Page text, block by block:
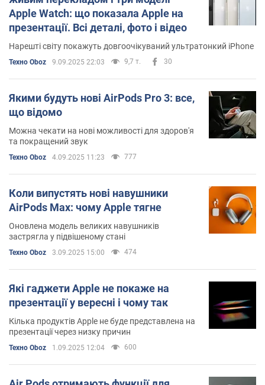
Apple Watch: що показала Apple на
презентації. Всі деталі, фото і відео
Нарешті світу покажуть довгоочікуваний ультратонкий iPhone
Техно Oboz 9.09.2025 22:03 9,7 т. 30
Якими будуть нові AirPods Pro 3: все,
що відомо
Можна чекати на нові можливості для здоров'я
та покращений звук
Техно Oboz 4.09.2025 11:23 777
Коли випустять нові навушники
AirPods Max: чому Apple тягне
Оновлена модель великих навушників
застрягла у підвішеному стані
Техно Oboz 3.09.2025 15:00 474
Які гаджети Apple не покаже на
презентації у вересні і чому так
Кілька продуктів Apple не буде представлена на
презентації через низку причин
Техно Oboz 1.09.2025 12:04 600